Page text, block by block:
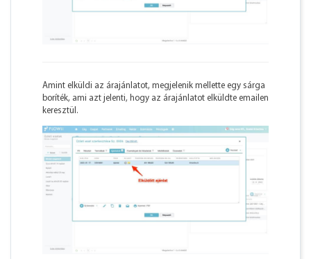
Amint elküldi az árajánlatot, megjelenik mellette egy sárga
boríték, ami azt jelenti, hogy az árajánlatot elküldte emailen
keresztül.